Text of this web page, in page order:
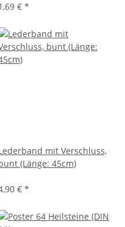
€ *
mit Verschluss,
(Länge: 45cm)
€ *